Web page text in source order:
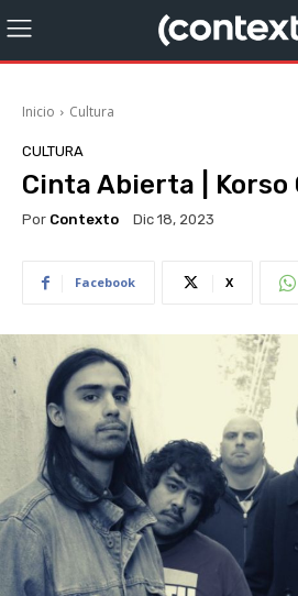
Inicio Cultura
CULTURA
Cinta Abierta | Korso
Por Contexto Dic 18, 2023
Facebook X